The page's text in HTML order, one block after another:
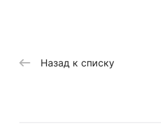
Назад к списку